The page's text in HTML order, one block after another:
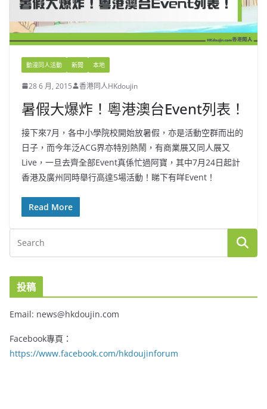
動漫同人活動 新聞 本地
28 6 月, 2015 香港同人HKdoujin
暑假大爆炸！粵港澳台Event列表！
接下來7月，各中小學院校開始放暑假，亦是活動空群而出的
日子，而今年泛ACG界亦特別熱鬧，有商業展又同人展又
Live，一旦去齊全部Event真係忙過阿寶，其中7月24日起計
香港及廣州同時舉行高達5場活動！睇下有咩Event！
Read More
投稿
Email: news@hkdoujin.com
Facebook專頁：
https://www.facebook.com/hkdoujinforum